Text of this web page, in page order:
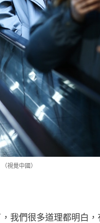
視覺中國）
我們很多道理都明白